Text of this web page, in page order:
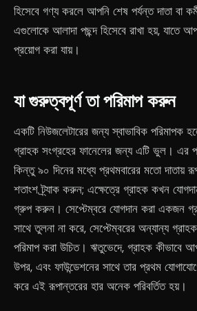
হিসেবে গণ্য করলে আপনি শেষ পর্যন্ত দাতা বা
এগুলোকে আলাদা পছন্দ হিসেবে রাখা হয়, যাতে
প্রয়োগ করা যায়।
যা গুরুত্বপূর্ণ তা পরিমাপ করুন
একটি নিউজলেটারের জন্য স্বাভাবিক পরিমাপক
গ্রাহক সংগ্রহের ফানেলের জন্য এটি ভুল। এর
কিন্তু ৯০ দিনের মধ্যে প্রথমবারের মতো দাতায়
শতাংশ ট্র্যাক করুন; এক্ষেত্রে গ্রাহক কখন
গ্রুপ করুন। সেপ্টেম্বরে যোগদান করা একজন
সাথে তুলনা না করে, সেপ্টেম্বরের অন্যান্য
পরিমাপ করা উচিত। ঋতুভেদে, গ্রাহক কীভাবে
উপর, এবং ফাউন্ডেশনের সাথে তার প্রথম
করে এই রূপান্তরের হার অনেক পরিবর্তিত হয়।